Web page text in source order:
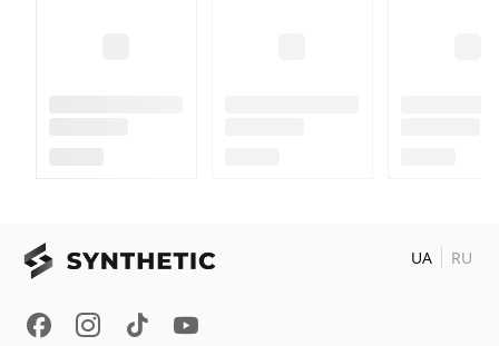
UA RU